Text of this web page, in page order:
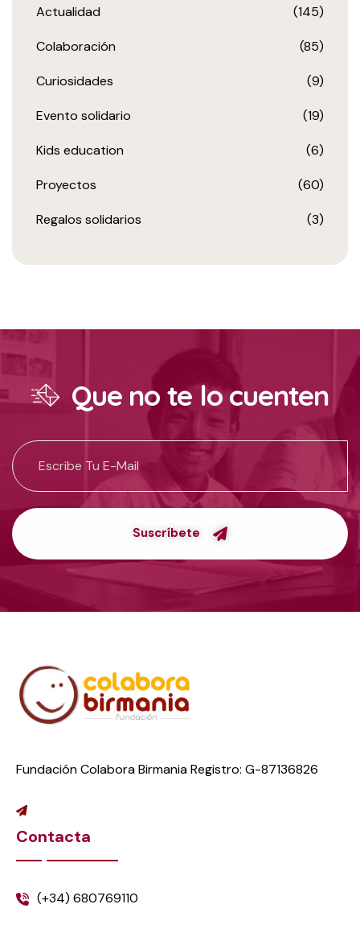
Actualidad (145)
Colaboración (85)
Curiosidades (9)
Evento solidario (19)
Kids education (6)
Proyectos (60)
Regalos solidarios (3)
Que no te lo cuenten
Suscríbete
Fundación Colabora Birmania Registro: G-87136826
Contacta
(+34) 680769110